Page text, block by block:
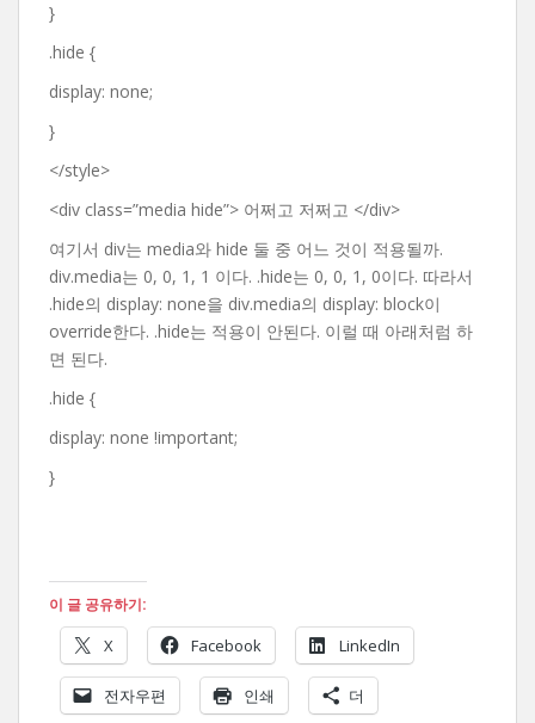
}
.hide {
display: none;
}
</style>
<div class=”media hide”> 어쩌고 저쩌고 </div>
여기서 div는 media와 hide 둘 중 어느 것이 적용될까.
div.media는 0, 0, 1, 1 이다. .hide는 0, 0, 1, 0이다. 따라서
.hide의 display: none을 div.media의 display: block이
override한다. .hide는 적용이 안된다. 이럴 때 아래처럼 하
면 된다.
.hide {
display: none !important;
}
이 글 공유하기:
X Facebook LinkedIn
전자우편 인쇄 더